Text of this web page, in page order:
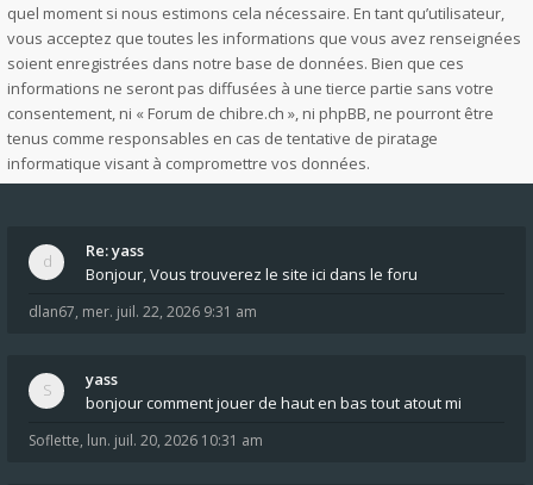
quel moment si nous estimons cela nécessaire. En tant qu’utilisateur,
vous acceptez que toutes les informations que vous avez renseignées
soient enregistrées dans notre base de données. Bien que ces
informations ne seront pas diffusées à une tierce partie sans votre
consentement, ni « Forum de chibre.ch », ni phpBB, ne pourront être
tenus comme responsables en cas de tentative de piratage
informatique visant à compromettre vos données.
Re: yass
Bonjour, Vous trouverez le site ici dans le foru
dlan67, mer. juil. 22, 2026 9:31 am
yass
bonjour comment jouer de haut en bas tout atout mi
Soflette, lun. juil. 20, 2026 10:31 am